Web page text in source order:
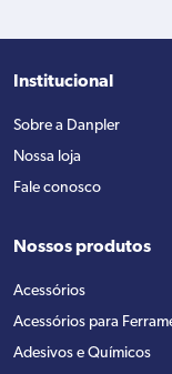
Institucional
Sobre a Danpler
Nossa loja
Fale conosco
Nossos produtos
Acessórios
Acessórios para
Adesivos e Químicos